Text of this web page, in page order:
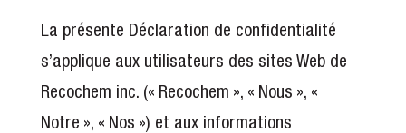
La présente Déclaration de confidentialité
s’applique aux utilisateurs des sites Web de
Recochem inc. (« Recochem », « Nous », «
Notre », « Nos ») et aux informations